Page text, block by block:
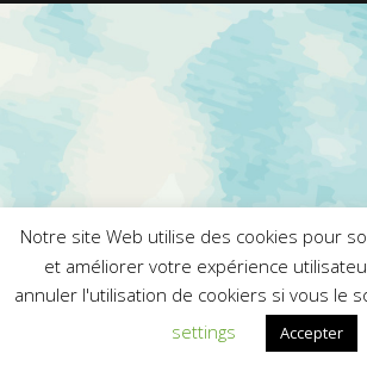
Notre site Web utilise des cookies pour
et améliorer votre expérience
annuler l'utilisation de cookiers si vous le
settings
Accepter